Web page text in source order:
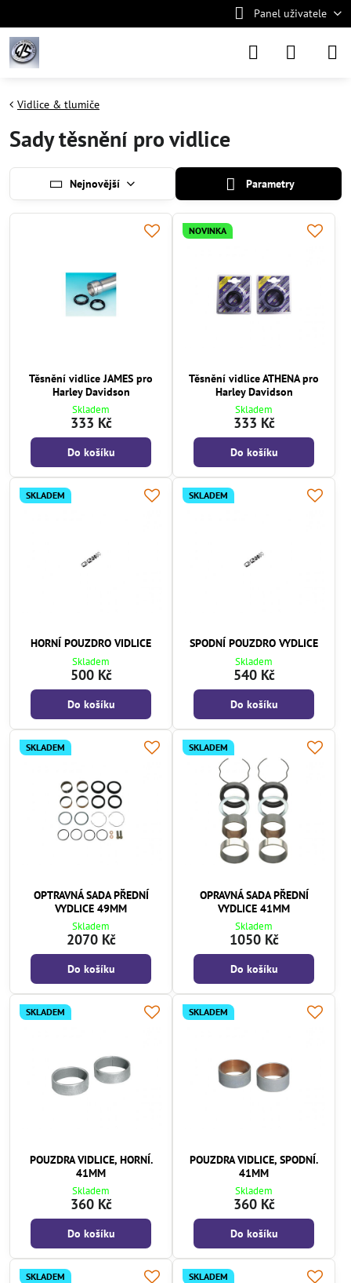
Panel uživatele
Vidlice & tlumiče
Sady těsnění pro vidlice
Nejnovější Parametry
Těsnění vidlice JAMES pro
Harley Davidson
Skladem
333 Kč
Do košíku
NOVINKA
Těsnění vidlice ATHENA pro
Harley Davidson
Skladem
333 Kč
Do košíku
SKLADEM
HORNÍ POUZDRO VIDLICE
Skladem
500 Kč
Do košíku
SKLADEM
SPODNÍ POUZDRO VYDLICE
Skladem
540 Kč
Do košíku
SKLADEM
OPTRAVNÁ SADA PŘEDNÍ
VYDLICE 49MM
Skladem
2070 Kč
Do košíku
SKLADEM
OPRAVNÁ SADA PŘEDNÍ
VYDLICE 41MM
Skladem
1050 Kč
Do košíku
SKLADEM
POUZDRA VIDLICE, HORNÍ.
41MM
Skladem
360 Kč
Do košíku
SKLADEM
POUZDRA VIDLICE, SPODNÍ.
41MM
Skladem
360 Kč
Do košíku
SKLADEM SKLADEM